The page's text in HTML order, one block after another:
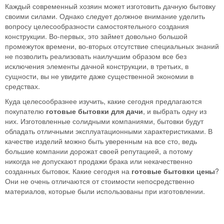
Каждый современный хозяин может изготовить дачную бытовку
своими силами. Однако следует должное внимание уделить
вопросу целесообразности самостоятельного создания
конструкции. Во-первых, это займет довольно большой
промежуток времени, во-вторых отсутствие специальных знаний
не позволить реализовать наилучшим образом все без
исключения элементы дачной конструкции, в третьих, в
сущности, вы не увидите даже существенной экономии в
средствах.
Куда целесообразнее изучить, какие сегодня предлагаются
покупателю готовые бытовки для дачи, и выбрать одну из
них. Изготовленные солидными компаниями, бытовки будут
обладать отличными эксплуатационными характеристиками. В
качестве изделий можно быть уверенным на все сто, ведь
большие компании дорожат своей репутацией, а потому
никогда не допускают продажи брака или некачественно
созданных бытовок. Какие сегодня на готовые бытовки цены?
Они не очень отличаются от стоимости непосредственно
материалов, которые были использованы при изготовлении.